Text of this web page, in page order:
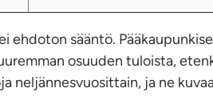
ehdoton sääntö.
osuuden tuloista,
neljännesvuosittain, ja ne